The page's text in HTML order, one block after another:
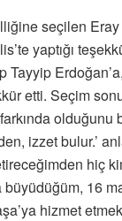
seçilen
yaptığı
Tayyip
etti. Seçim
olduğunu
izzet bulur.’
hiç
büyüdüğüm, 16
hizmet